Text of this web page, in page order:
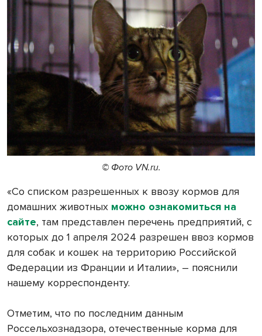
© Фото VN.ru.
«Со списком разрешенных к ввозу кормов для
домашних животных можно ознакомиться на
сайте, там представлен перечень предприятий, с
которых до 1 апреля 2024 разрешен ввоз кормов
для собак и кошек на территорию Российской
Федерации из Франции и Италии», – пояснили
нашему корреспонденту.
Отметим, что по последним данным
Россельхознадзора, отечественные корма для